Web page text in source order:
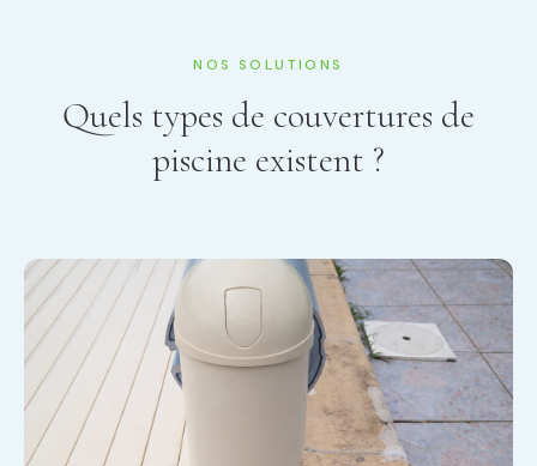
NOS SOLUTIONS
Quels types de couvertures de
piscine existent ?